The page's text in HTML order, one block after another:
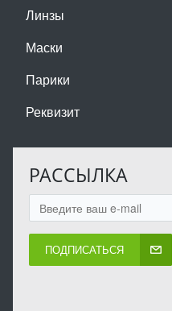
Линзы
Маски
Парики
Реквизит
РАССЫЛКА
ПОДПИСАТЬСЯ